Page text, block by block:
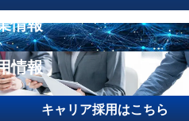
情報
情報
キャリア採用はこちら